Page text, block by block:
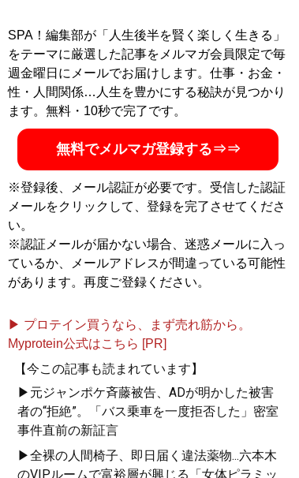
SPA！編集部が「人生後半を賢く楽しく生きる」
をテーマに厳選した記事をメルマガ会員限定で毎
週金曜日にメールでお届けします。仕事・お金・
性・人間関係…人生を豊かにする秘訣が見つかり
ます。無料・10秒で完了です。
無料でメルマガ登録する⇒⇒
※登録後、メール認証が必要です。受信した認証
メールをクリックして、登録を完了させてくださ
い。
※認証メールが届かない場合、迷惑メールに入っ
ているか、メールアドレスが間違っている可能性
があります。再度ご登録ください。
▶ プロテイン買うなら、まず売れ筋から。
Myprotein公式はこちら [PR]
【今この記事も読まれています】
▶元ジャンポケ斉藤被告、ADが明かした被害
者の“拒絶”。「バス乗車を一度拒否した」密室
事件直前の新証言
▶全裸の人間椅子、即日届く違法薬物...六本木
のVIPルームで富裕層が興じる「女体ピラミッ